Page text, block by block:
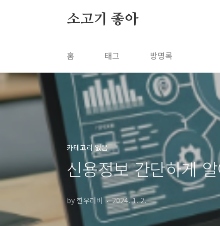
소고기 좋아
홈 태그 방명록
카테고리 없음
신용정보 간단하게
by 한우러버 2024. 1. 2.